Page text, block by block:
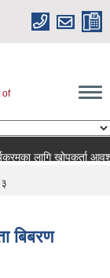
of
लागि खोपकर्ता आवश्यकता
बिबरण